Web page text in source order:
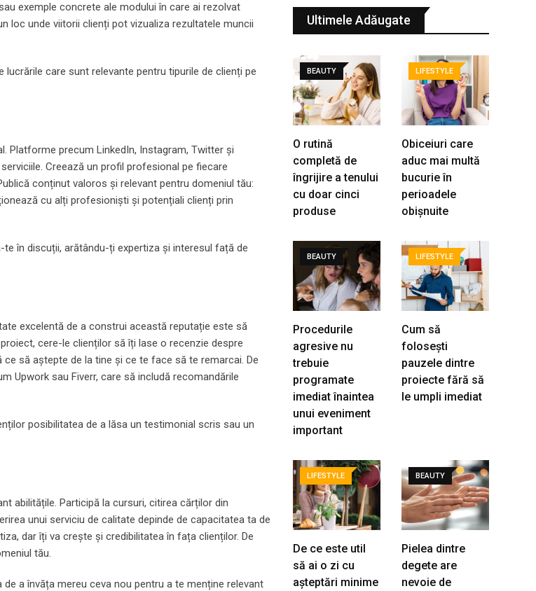
exemple concrete ale modului în care ai rezolvat
loc unde viitorii clienți pot vizualiza rezultatele muncii
care sunt relevante pentru tipurile de clienți pe
Platforme precum LinkedIn, Instagram, Twitter și
Creează un profil profesional pe fiecare
conținut valoros și relevant pentru domeniul tău:
cu alți profesioniști și potențiali clienți prin
în discuții, arătându-ți expertiza și interesul față de
excelentă de a construi această reputație este să
cere-le clienților să îți lase o recenzie despre
să aștepte de la tine și ce te face să te remarcai. De
Upwork sau Fiverr, care să includă recomandările
posibilitatea de a lăsa un testimonial scris sau un
abilitățile. Participă la cursuri, citirea cărților din
unui serviciu de calitate depinde de capacitatea ta de
dar îți va crește și credibilitatea în fața clienților. De
tău.
a învăța mereu ceva nou pentru a te menține relevant
Ultimele Adăugate
BEAUTY
O rutină
completă de
îngrijire a tenului
cu doar cinci
produse
LIFESTYLE
Obiceiuri care
aduc mai multă
bucurie în
perioadele
obișnuite
BEAUTY
Procedurile
agresive nu
trebuie
programate
imediat înaintea
unui eveniment
important
LIFESTYLE
Cum să
folosești
pauzele dintre
proiecte fără să
le umpli imediat
LIFESTYLE
De ce este util
să ai o zi cu
așteptări minime
BEAUTY
Pielea dintre
degete are
nevoie de